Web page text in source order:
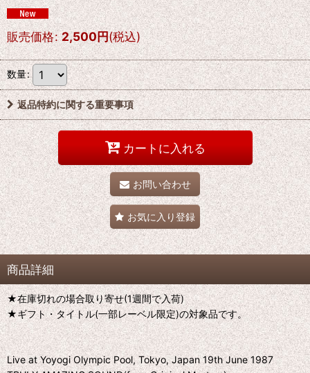
販売価格: 2,500円(税込)
数量:
返品特約に関する重要事項
カートに入れる
お問い合わせ
お気に入り登録
商品詳細
★在庫切れの場合取り寄せ(1週間で入荷)
★ギフト・タイトル(一部レーベル限定)の対象品です。
Live at Yoyogi Olympic Pool, Tokyo, Japan 19th June 1987